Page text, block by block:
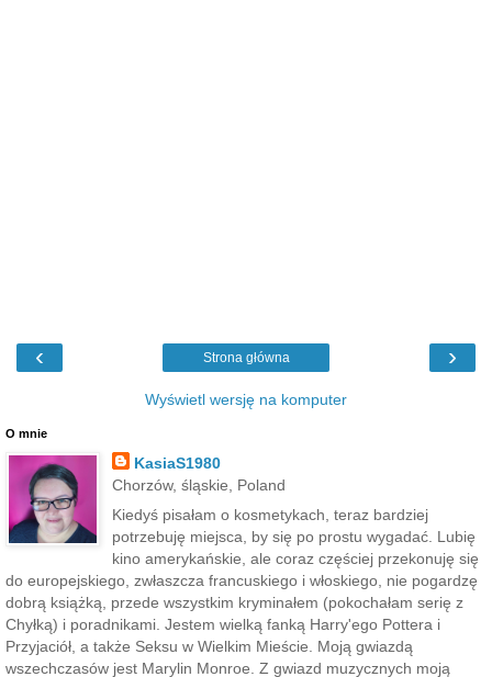
‹ ›
Strona główna
Wyświetl wersję na komputer
O mnie
KasiaS1980
Chorzów, śląskie, Poland
Kiedyś pisałam o kosmetykach, teraz bardziej
potrzebuję miejsca, by się po prostu wygadać. Lubię
kino amerykańskie, ale coraz częściej przekonuję się
do europejskiego, zwłaszcza francuskiego i włoskiego, nie pogardzę
dobrą książką, przede wszystkim kryminałem (pokochałam serię z
Chyłką) i poradnikami. Jestem wielką fanką Harry'ego Pottera i
Przyjaciół, a także Seksu w Wielkim Mieście. Moją gwiazdą
wszechczasów jest Marylin Monroe. Z gwiazd muzycznych moją